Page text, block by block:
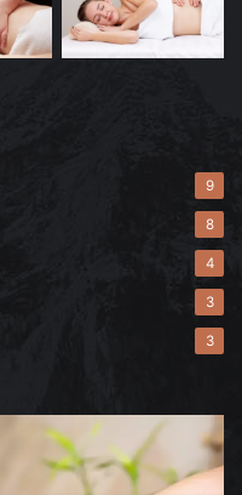
9
8
4
3
3
Drenagem